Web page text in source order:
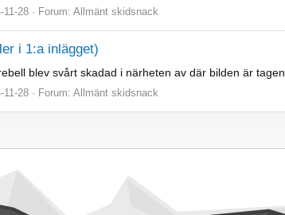
11-28 Forum: Allmänt skidsnack
i 1:a inlägget)
blev svårt skadad i närheten av där bilden är tagen.
11-28 Forum: Allmänt skidsnack